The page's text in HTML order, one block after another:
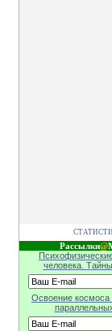
Рассылки@
человека.
Освоение космоса